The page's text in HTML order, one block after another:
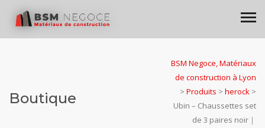
Boutique
BSM Negoce, Matériaux
de construction à Lyon
> Produits > herock >
Ubin – Chaussettes set
de 3 paires noir｜